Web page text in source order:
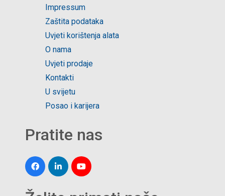
Impressum
Zaštita podataka
Uvjeti korištenja alata
O nama
Uvjeti prodaje
Kontakti
U svijetu
Posao i karijera
Pratite nas